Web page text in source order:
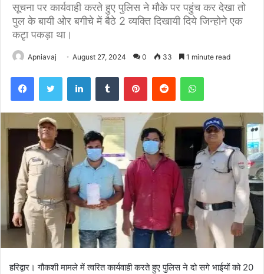
सूचना पर कार्यवाही करते हुए पुलिस ने मौके पर पहुंच कर देखा तो
पुल के बायी ओर बगीचे में बैठे 2 व्यक्ति दिखायी दिये जिन्होने एक
कटृा पकड़ा था।
Apniavaj August 27, 2024 0 33 1 minute read
हरिद्वार। गौकशी मामले में त्वरित कार्यवाही करते हुए पुलिस ने दो सगे भाईयों को 20